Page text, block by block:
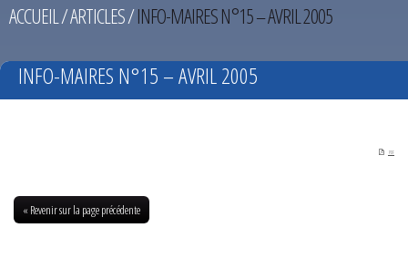
ACCUEIL/ARTICLES/INFO-MAIRES N°15 – AVRIL 2005
INFO-MAIRES N°15 – AVRIL 2005
PDF
« Revenir sur la page précédente